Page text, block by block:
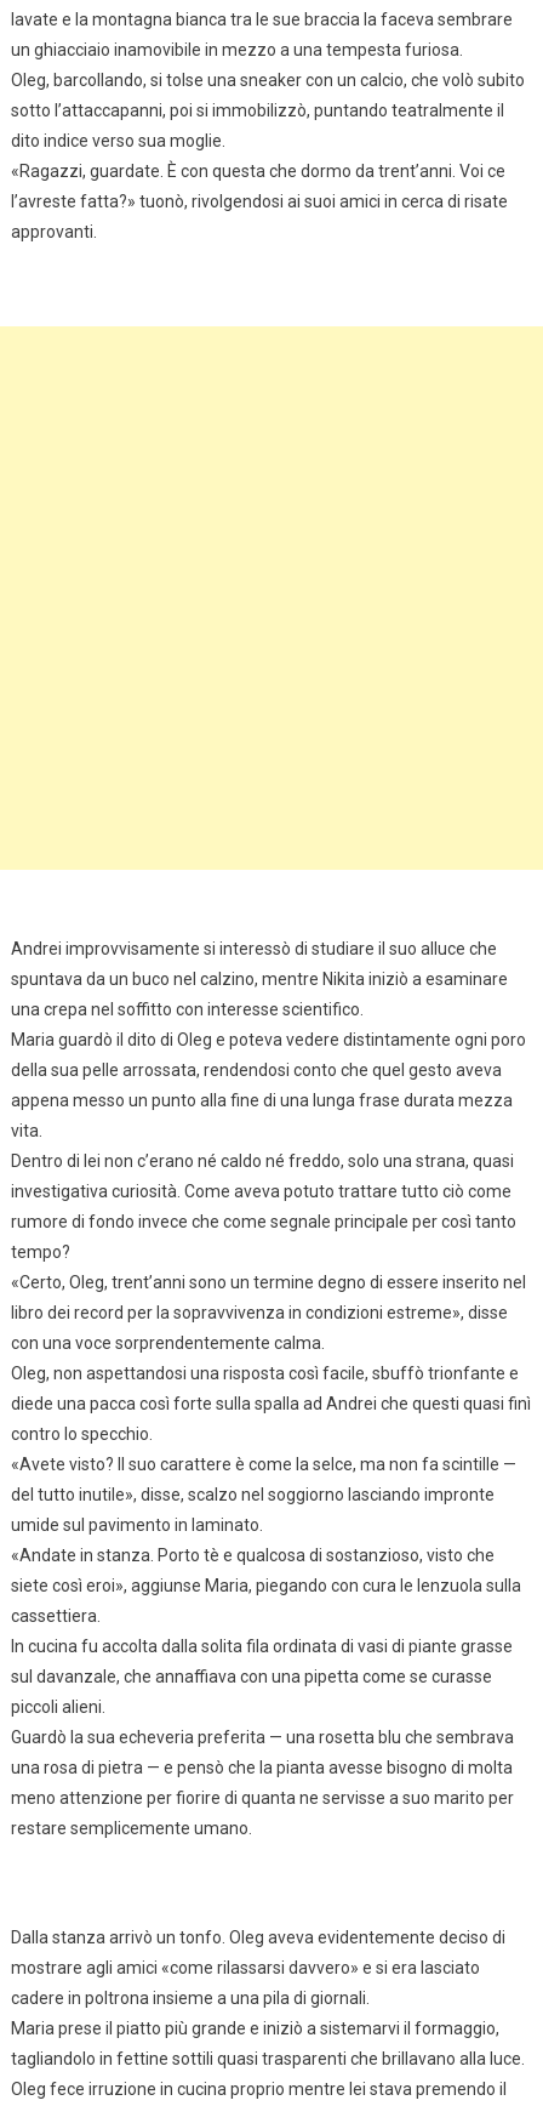
lavate e la montagna bianca tra le sue braccia la faceva sembrare
un ghiacciaio inamovibile in mezzo a una tempesta furiosa.
Oleg, barcollando, si tolse una sneaker con un calcio, che volò subito
sotto l’attaccapanni, poi si immobilizzò, puntando teatralmente il
dito indice verso sua moglie.
«Ragazzi, guardate. È con questa che dormo da trent’anni. Voi ce
l’avreste fatta?» tuonò, rivolgendosi ai suoi amici in cerca di risate
approvanti.
Andrei improvvisamente si interessò di studiare il suo alluce che
spuntava da un buco nel calzino, mentre Nikita iniziò a esaminare
una crepa nel soffitto con interesse scientifico.
Maria guardò il dito di Oleg e poteva vedere distintamente ogni poro
della sua pelle arrossata, rendendosi conto che quel gesto aveva
appena messo un punto alla fine di una lunga frase durata mezza
vita.
Dentro di lei non c’erano né caldo né freddo, solo una strana, quasi
investigativa curiosità. Come aveva potuto trattare tutto ciò come
rumore di fondo invece che come segnale principale per così tanto
tempo?
«Certo, Oleg, trent’anni sono un termine degno di essere inserito nel
libro dei record per la sopravvivenza in condizioni estreme», disse
con una voce sorprendentemente calma.
Oleg, non aspettandosi una risposta così facile, sbuffò trionfante e
diede una pacca così forte sulla spalla ad Andrei che questi quasi finì
contro lo specchio.
«Avete visto? Il suo carattere è come la selce, ma non fa scintille —
del tutto inutile», disse, scalzo nel soggiorno lasciando impronte
umide sul pavimento in laminato.
«Andate in stanza. Porto tè e qualcosa di sostanzioso, visto che
siete così eroi», aggiunse Maria, piegando con cura le lenzuola sulla
cassettiera.
In cucina fu accolta dalla solita fila ordinata di vasi di piante grasse
sul davanzale, che annaffiava con una pipetta come se curasse
piccoli alieni.
Guardò la sua echeveria preferita — una rosetta blu che sembrava
una rosa di pietra — e pensò che la pianta avesse bisogno di molta
meno attenzione per fiorire di quanta ne servisse a suo marito per
restare semplicemente umano.
Dalla stanza arrivò un tonfo. Oleg aveva evidentemente deciso di
mostrare agli amici «come rilassarsi davvero» e si era lasciato
cadere in poltrona insieme a una pila di giornali.
Maria prese il piatto più grande e iniziò a sistemarvi il formaggio,
tagliandolo in fettine sottili quasi trasparenti che brillavano alla luce.
Oleg fece irruzione in cucina proprio mentre lei stava premendo il